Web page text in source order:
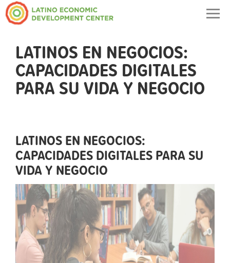
LATINOS EN NEGOCIOS:
CAPACIDADES DIGITALES
PARA SU VIDA Y NEGOCIO
LATINOS EN NEGOCIOS:
CAPACIDADES DIGITALES PARA SU
VIDA Y NEGOCIO